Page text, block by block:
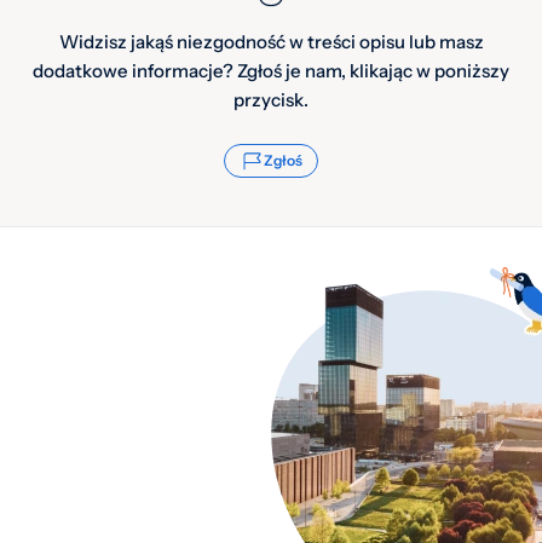
Widzisz jakąś niezgodność w treści opisu lub masz
dodatkowe informacje? Zgłoś je nam, klikając w poniższy
przycisk.
Zgłoś